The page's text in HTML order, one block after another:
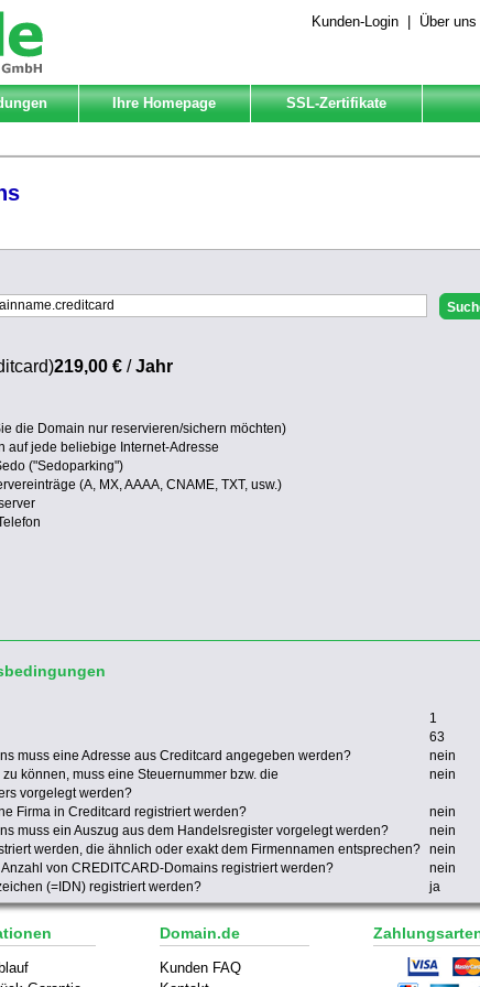
Kunden-Login Über uns
Ihre Homepage SSL-Zertifikate
219,00 € /Jahr
die Domain nur reservieren/sichern möchten)
auf jede beliebige Internet-Adresse
("Sedoparking")
(A, MX, AAAA, CNAME, TXT, usw.)
1
63
muss eine Adresse aus Creditcard angegeben werden?
nein
können, muss eine Steuernummer bzw. die
vorgelegt werden?
nein
Firma in Creditcard registriert werden?
nein
muss ein Auszug aus dem Handelsregister vorgelegt werden?
nein
werden, die ähnlich oder exakt dem Firmennamen entsprechen?
nein
von CREDITCARD-Domains registriert werden?
nein
(=IDN) registriert werden?
ja
Domain.de
Kunden FAQ